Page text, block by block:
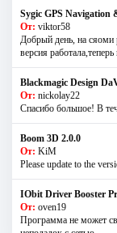
Sygic GPS Navigation
От: viktor58
Добрый день, на сяоми
версия
Blackmagic Design
От: nickolay22
Спасибо большое! В
Boom 3D 2.0.0
От: KiM
Please update to the
IObit Driver Booster
От: oven19
Программа не может